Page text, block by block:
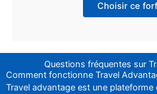
Choisir ce
Questions fréquentes sur
Comment fonctionne Travel
Travel advantage est une